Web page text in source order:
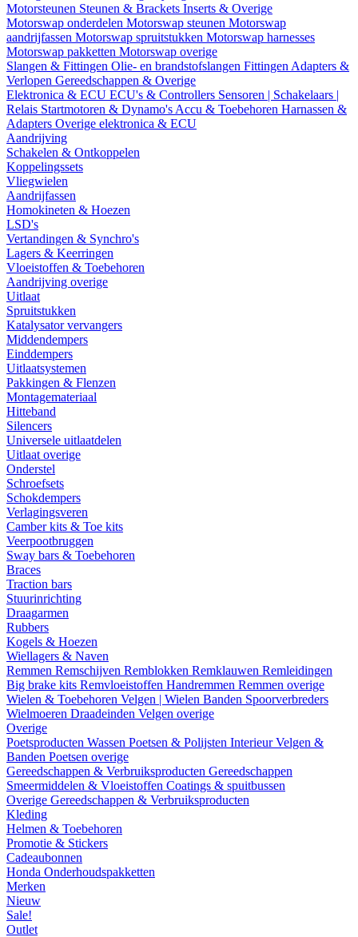
Motorsteunen Steunen & Brackets Inserts & Overige
Motorswap onderdelen Motorswap steunen Motorswap
aandrijfassen Motorswap spruitstukken Motorswap harnesses
Motorswap pakketten Motorswap overige
Slangen & Fittingen Olie- en brandstofslangen Fittingen Adapters &
Verlopen Gereedschappen & Overige
Elektronica & ECU ECU's & Controllers Sensoren | Schakelaars |
Relais Startmotoren & Dynamo's Accu & Toebehoren Harnassen &
Adapters Overige elektronica & ECU
Aandrijving
Schakelen & Ontkoppelen
Koppelingssets
Vliegwielen
Aandrijfassen
Homokineten & Hoezen
LSD's
Vertandingen & Synchro's
Lagers & Keerringen
Vloeistoffen & Toebehoren
Aandrijving overige
Uitlaat
Spruitstukken
Katalysator vervangers
Middendempers
Einddempers
Uitlaatsystemen
Pakkingen & Flenzen
Montagemateriaal
Hitteband
Silencers
Universele uitlaatdelen
Uitlaat overige
Onderstel
Schroefsets
Schokdempers
Verlagingsveren
Camber kits & Toe kits
Veerpootbruggen
Sway bars & Toebehoren
Braces
Traction bars
Stuurinrichting
Draagarmen
Rubbers
Kogels & Hoezen
Wiellagers & Naven
Remmen Remschijven Remblokken Remklauwen Remleidingen
Big brake kits Remvloeistoffen Handremmen Remmen overige
Wielen & Toebehoren Velgen | Wielen Banden Spoorverbreders
Wielmoeren Draadeinden Velgen overige
Overige
Poetsproducten Wassen Poetsen & Polijsten InterieurVelgen &
Banden Poetsen overige
Gereedschappen & Verbruiksproducten Gereedschappen
Smeermiddelen & Vloeistoffen Coatings & spuitbussen
Overige Gereedschappen & Verbruiksproducten
Kleding
Helmen & Toebehoren
Promotie & Stickers
Cadeaubonnen
Honda Onderhoudspakketten
Merken
Nieuw
Sale!
Outlet